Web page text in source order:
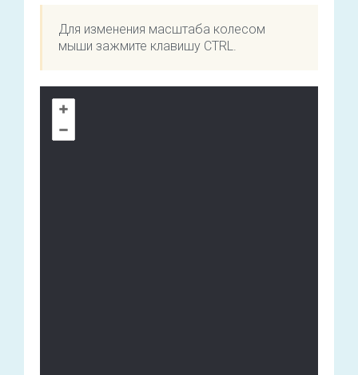
Для изменения масштаба колесом
мыши зажмите клавишу CTRL.